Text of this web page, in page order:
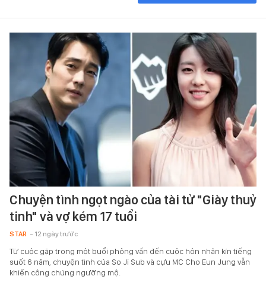
Chuyện tình ngọt ngào của tài tử "Giày thuỷ
tinh" và vợ kém 17 tuổi
STAR - 12 ngày trước
Từ cuộc gặp trong một buổi phỏng vấn đến cuộc hôn nhân kín tiếng
suốt 6 năm, chuyện tình của So Ji Sub và cựu MC Cho Eun Jung vẫn
khiến công chúng ngưỡng mộ.